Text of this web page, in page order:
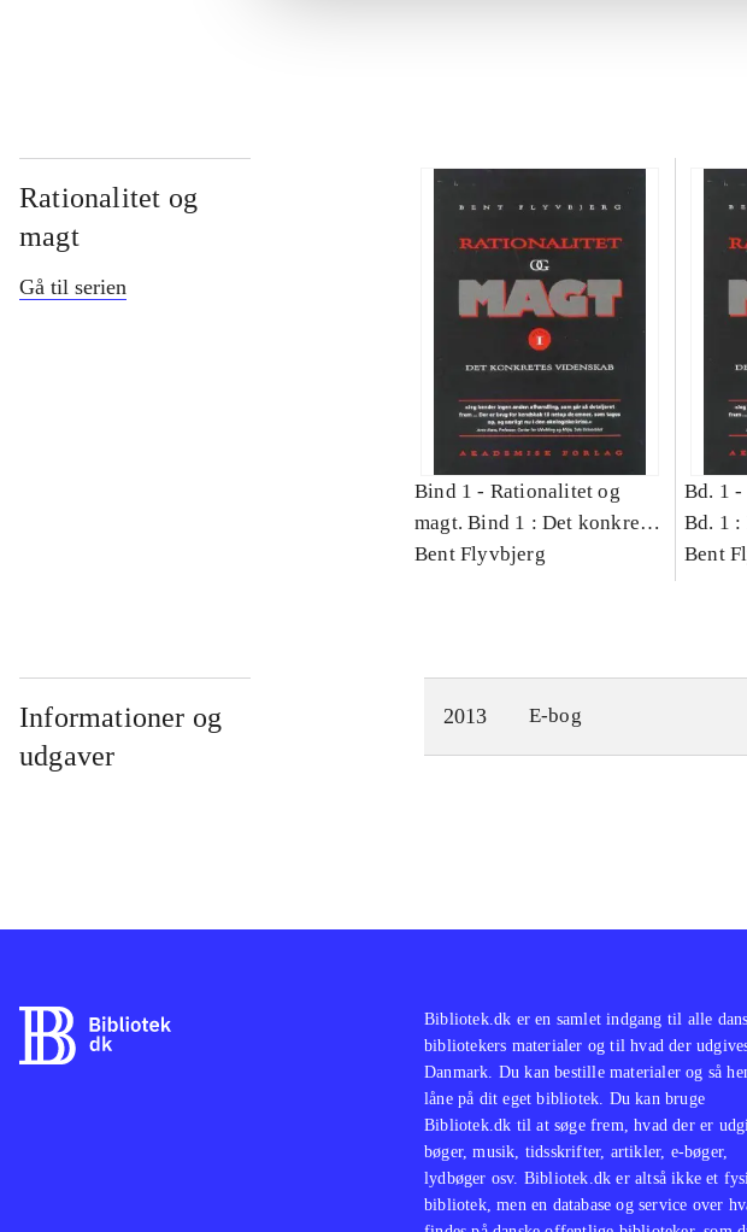
Rationalitet og
magt
Gå til serien
Bind 1 - Rationalitet og
magt. Bind 1 : Det konkretes
videnskab
Bent Flyvbjerg
Bd. 1 -
Bd. 1 :
Bent
Informationer og
udgaver
2013 E-bog
Bibliotek.dk er en samlet indgang til alle
bibliotekers materialer og til hvad der
Danmark. Du kan bestille materialer og så
låne på dit eget bibliotek. Du kan bruge
Bibliotek.dk til at søge frem, hvad der er
bøger, musik, tidsskrifter, artikler, e-bøger,
lydbøger osv. Bibliotek.dk er altså ikke et
bibliotek, men en database og service over